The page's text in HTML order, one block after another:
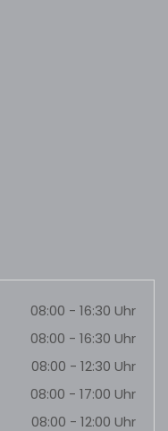
08:00 - 16:30 Uhr
08:00 - 16:30 Uhr
08:00 - 12:30 Uhr
08:00 - 17:00 Uhr
08:00 - 12:00 Uhr